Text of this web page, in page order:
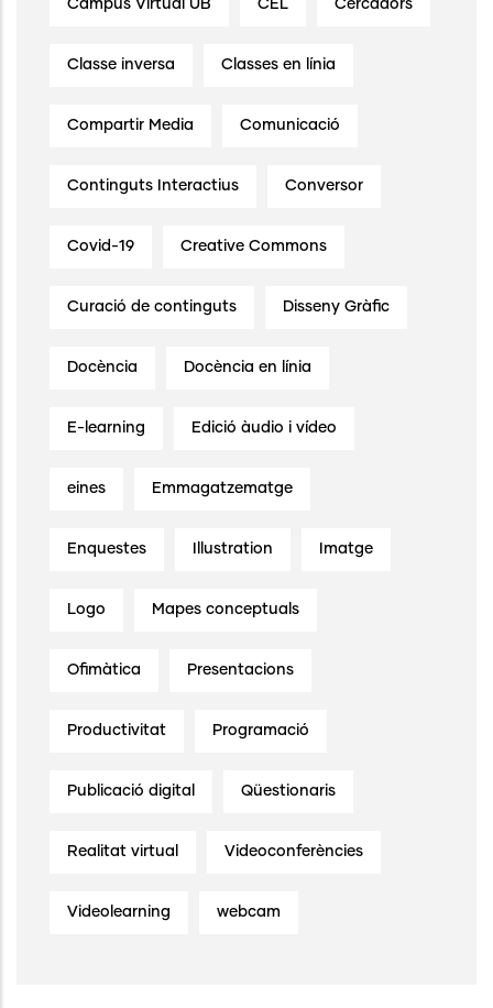
Campus Virtual UB CEL Cercadors
Classe inversa Classes en línia
Compartir Media Comunicació
Continguts Interactius Conversor
Covid-19 Creative Commons
Curació de continguts Disseny Gràfic
Docència Docència en línia
E-learning Edició àudio i vídeo
eines Emmagatzematge
Enquestes Illustration Imatge
Logo Mapes conceptuals
Ofimàtica Presentacions
Productivitat Programació
Publicació digital Qüestionaris
Realitat virtual Videoconferències
Videolearning webcam